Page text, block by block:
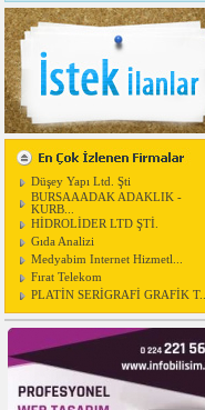
Düşey Yapı Ltd. Şti
BURSAAADAK ADAKLIK -
KURB...
HİDROLİDER LTD ŞTİ.
Gıda Analizi
Medyabim Internet Hizmetl...
Fırat Telekom
PLATİN SERİGRAFİ GRAFİK T...